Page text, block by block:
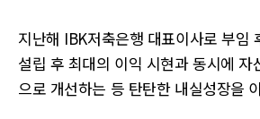
지난해 IBK저축은행 대표이사로 부임
설립 후 최대의 이익 시현과 동시에 자
으로 개선하는 등 탄탄한 내실성장을